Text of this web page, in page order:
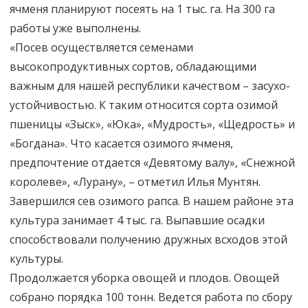
ячменя планируют посеять на 1 тыс. га. На 300 га
работы уже выполнены.
«Посев осуществляется семенами
высокопродуктивных сортов, обладающими
важным для нашей республики качеством – засухо-
устойчивостью. К таким относится сорта озимой
пшеницы «Зыск», «Юка», «Мудрость», «Щедрость» и
«Богдана». Что касается озимого ячменя,
предпочтение отдается «Девятому валу», «Снежной
королеве», «Лурану», – отметил Илья Мунтян.
Завершился сев озимого рапса. В нашем районе эта
культура занимает 4 тыс. га. Выпавшие осадки
способствовали получению дружных всходов этой
культуры.
Продолжается уборка овощей и плодов. Овощей
собрано порядка 100 тонн. Ведется работа по сбору